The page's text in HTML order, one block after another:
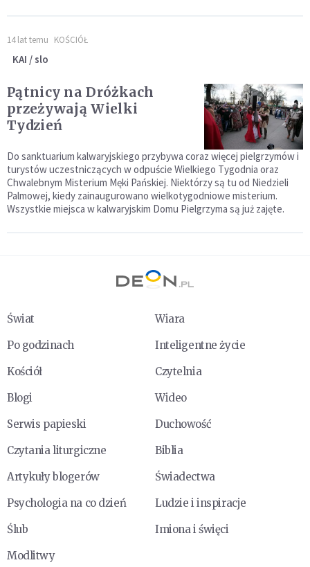
14 lat temu KOŚCIÓŁ
KAI / slo
Pątnicy na Dróżkach
przeżywają Wielki
Tydzień
Do sanktuarium kalwaryjskiego przybywa coraz więcej pielgrzymów i
turystów uczestniczących w odpuście Wielkiego Tygodnia oraz
Chwalebnym Misterium Męki Pańskiej. Niektórzy są tu od Niedzieli
Palmowej, kiedy zainaugurowano wielkotygodniowe misterium.
Wszystkie miejsca w kalwaryjskim Domu Pielgrzyma są już zajęte.
Świat
Wiara
Po godzinach
Inteligentne życie
Kościół
Czytelnia
Blogi
Wideo
Serwis papieski
Duchowość
Czytania liturgiczne
Biblia
Artykuły blogerów
Świadectwa
Psychologia na co dzień
Ludzie i inspiracje
Ślub
Imiona i święci
Modlitwy